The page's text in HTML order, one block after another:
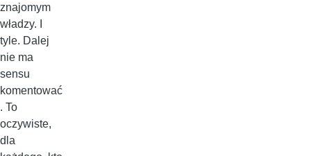
znajomym
władzy. I
tyle. Dalej
nie ma
sensu
komentować
. To
oczywiste,
dla